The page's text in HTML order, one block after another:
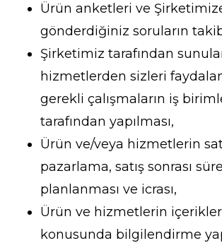
Ürün anketleri ve
gönderdiğiniz soruların
Şirketimiz tarafından
hizmetlerden sizleri
gerekli çalışmaların iş
tarafından yapılması,
Ürün ve/veya hizmetlerin
pazarlama, satış sonrası
planlanması ve icrası,
Ürün ve hizmetlerin
konusunda bilgilendirme